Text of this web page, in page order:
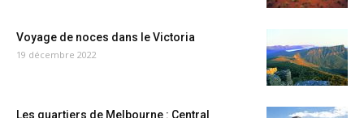
Voyage de noces dans le Victoria
19 décembre 2022
Les quartiers de Melbourne : Central